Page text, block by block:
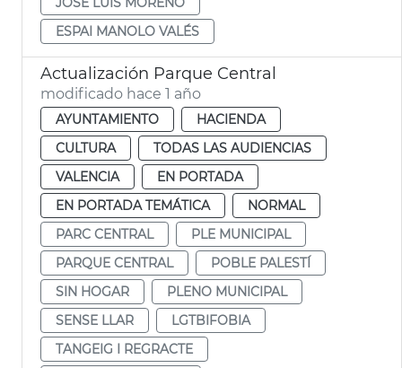
ESPAI MANOLO VALÉS
Actualización Parque Central
modificado hace 1 año
AYUNTAMIENTO
HACIENDA
CULTURA
TODAS LAS AUDIENCIAS
VALENCIA
EN PORTADA
EN PORTADA TEMÁTICA
NORMAL
PARC CENTRAL
PLE MUNICIPAL
PARQUE CENTRAL
POBLE PALESTÍ
SIN HOGAR
PLENO MUNICIPAL
SENSE LLAR
LGTBIFOBIA
TANGEIG I REGRACTE